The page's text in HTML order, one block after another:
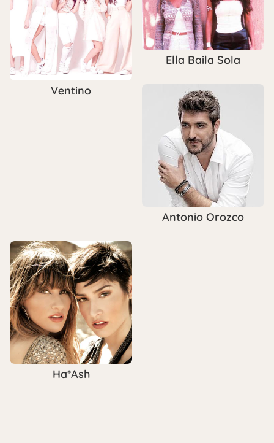
Ventino
Ella Baila Sola
Antonio Orozco
Ha*Ash